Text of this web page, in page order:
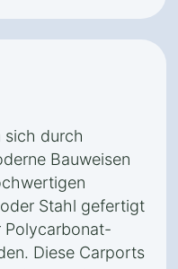
sich durch
Bauweisen
Stahl gefertigt
Polycarbonat-
Diese Carports